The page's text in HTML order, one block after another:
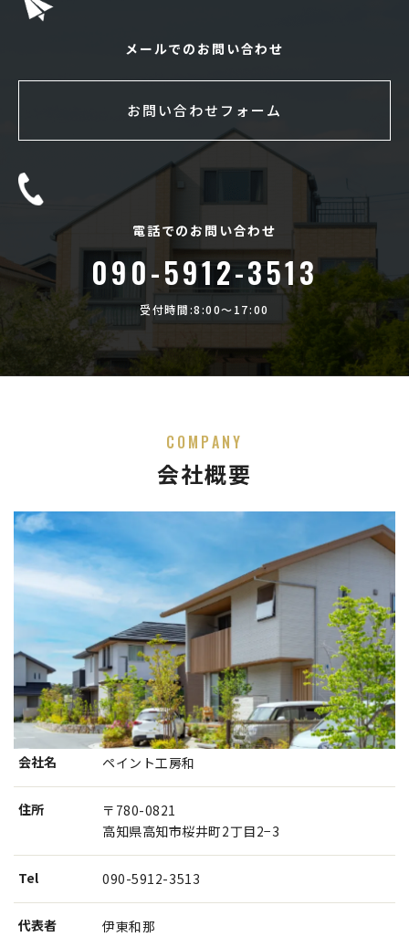
メールでのお問い合わせ
お問い合わせフォーム
電話でのお問い合わせ
090-5912-3513
受付時間:8:00〜17:00
COMPANY
会社概要
会社名 ペイント工房和
住所
〒780-0821
高知県高知市桜井町2丁目2−3
Tel 090-5912-3513
代表者 伊東和那